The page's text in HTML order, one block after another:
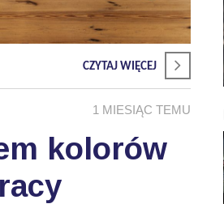
CZYTAJ WIĘCEJ
1 MIESIĄC TEMU
kolorów